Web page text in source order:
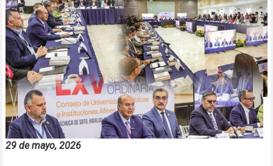
29 de mayo, 2026